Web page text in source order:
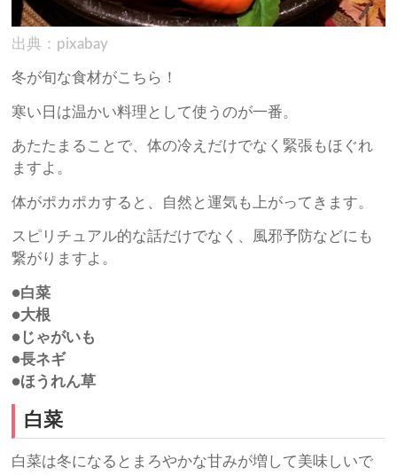
出典：pixabay
冬が旬な食材がこちら！
寒い日は温かい料理として使うのが一番。
あたたまることで、体の冷えだけでなく緊張もほぐれ
ますよ。
体がポカポカすると、自然と運気も上がってきます。
スピリチュアル的な話だけでなく、風邪予防などにも
繋がりますよ。
●白菜
●大根
●じゃがいも
●長ネギ
●ほうれん草
白菜
白菜は冬になるとまろやかな甘みが増して美味しいで